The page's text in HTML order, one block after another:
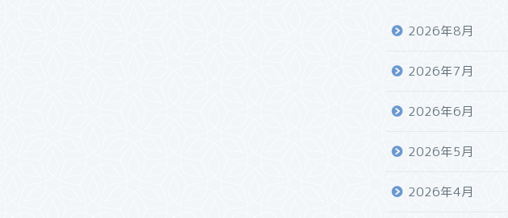
2026年8月
2026年7月
2026年6月
2026年5月
2026年4月